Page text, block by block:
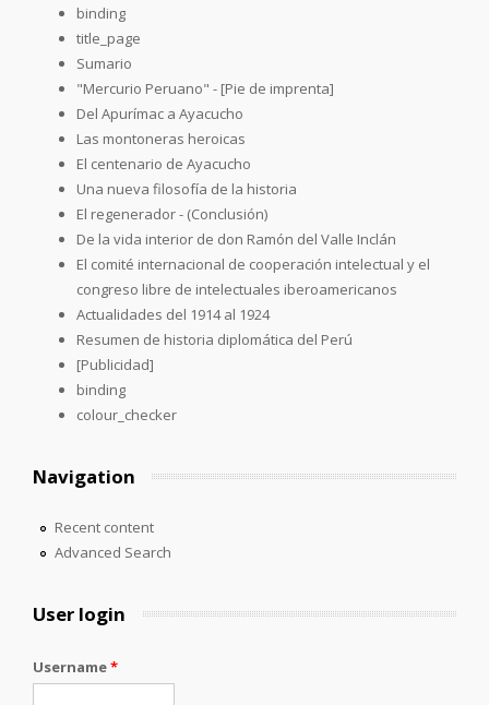
binding
title_page
Sumario
"Mercurio Peruano" - [Pie de imprenta]
Del Apurímac a Ayacucho
Las montoneras heroicas
El centenario de Ayacucho
Una nueva filosofía de la historia
El regenerador - (Conclusión)
De la vida interior de don Ramón del Valle Inclán
El comité internacional de cooperación intelectual y el
congreso libre de intelectuales iberoamericanos
Actualidades del 1914 al 1924
Resumen de historia diplomática del Perú
[Publicidad]
binding
colour_checker
Navigation
Recent content
Advanced Search
User login
Username*